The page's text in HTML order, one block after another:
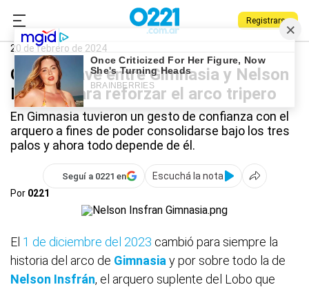
Registrarse
0221.com.ar
Gimnasia
20 de febrero de 2024
Charla clave entre Gimnasia y Nelson
Insfrán para reforzar el arco tripero
En Gimnasia tuvieron un gesto de confianza con el
arquero a fines de poder consolidarse bajo los tres
palos y ahora todo depende de él.
Seguí a 0221 en
Escuchá la nota
Por 0221
El 1 de diciembre del 2023 cambió para siempre la
historia del arco de Gimnasia y por sobre todo la de
Nelson Insfrán, el arquero suplente del Lobo que